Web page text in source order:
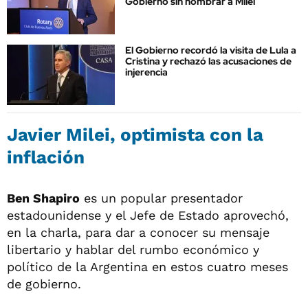
El Gobierno recordó la visita de Lula a
Cristina y rechazó las acusaciones de
injerencia
Javier Milei, optimista con la
inflación
Ben Shapiro es un popular presentador
estadounidense y el Jefe de Estado aprovechó,
en la charla, para dar a conocer su mensaje
libertario y hablar del rumbo económico y
político de la Argentina en estos cuatro meses
de gobierno.